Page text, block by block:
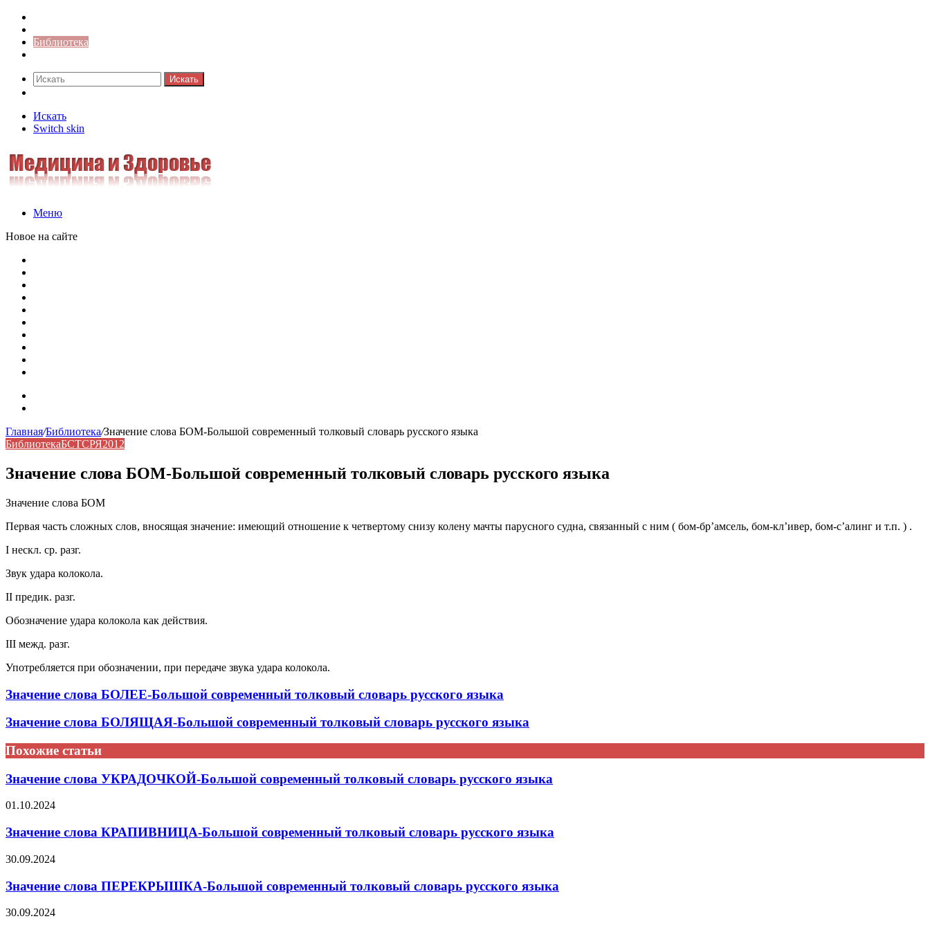
Библиотека
Искать
Искать
Switch skin
Меню
Новое на сайте
Главная/Библиотека/Значение слова БОМ-Большой современный толковый словарь русского языка
БиблиотекаБСТСРЯ2012
Значение слова БОМ-Большой современный толковый словарь русского языка
Значение слова БОМ
Первая часть сложных слов, вносящая значение: имеющий отношение к четвертому снизу колену мачты парусного судна, связанный с ним ( бом-бр’амсель, бом-кл’ивер, бом-с’алинг и т.п. ) .
I нескл. ср. разг.
Звук удара колокола.
II предик. разг.
Обозначение удара колокола как действия.
III межд. разг.
Употребляется при обозначении, при передаче звука удара колокола.
Значение слова БОЛЕЕ-Большой современный толковый словарь русского языка
Значение слова БОЛЯЩАЯ-Большой современный толковый словарь русского языка
Похожие статьи
Значение слова УКРАДОЧКОЙ-Большой современный толковый словарь русского языка
01.10.2024
Значение слова КРАПИВНИЦА-Большой современный толковый словарь русского языка
30.09.2024
Значение слова ПЕРЕКРЫШКА-Большой современный толковый словарь русского языка
30.09.2024